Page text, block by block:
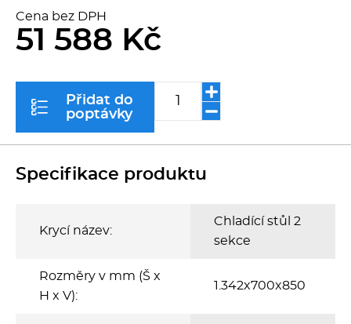
Řeznické stroje
Konvektomaty/Pece
Sporáky
Kotle
Transport, výdej a regen.
Cena bez DPH
51 588 Kč
Přidat do
poptávky
Specifikace produktu
Krycí název:
Chladící stůl 2
sekce
Rozměry v mm (Š x
H x V):
1.342x700x850